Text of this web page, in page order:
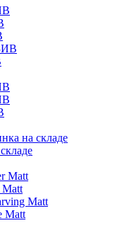
на складе
Matt
Matt
Matt
Matt